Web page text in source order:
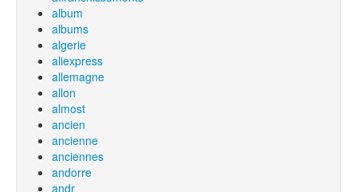
album
albums
algerie
aliexpress
allemagne
allon
almost
ancien
ancienne
anciennes
andorre
andr